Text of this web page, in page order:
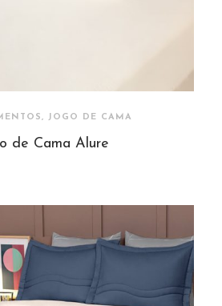
JOGO DE CAMA
de Cama Alure